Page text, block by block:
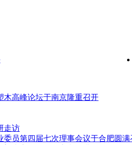
木高峰论坛于南京隆重召开
走访
员第四届七次理事会议于合肥圆满